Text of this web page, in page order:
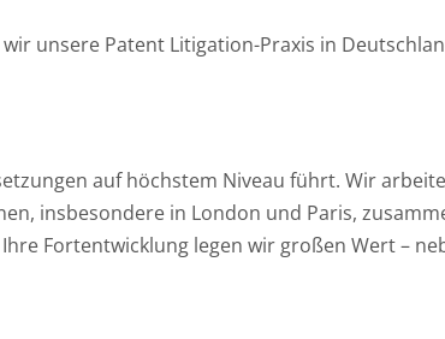
unsere Patent Litigation-Praxis in
auf höchstem Niveau führt. Wir
insbesondere in London und Paris,
Fortentwicklung legen wir großen Wert –